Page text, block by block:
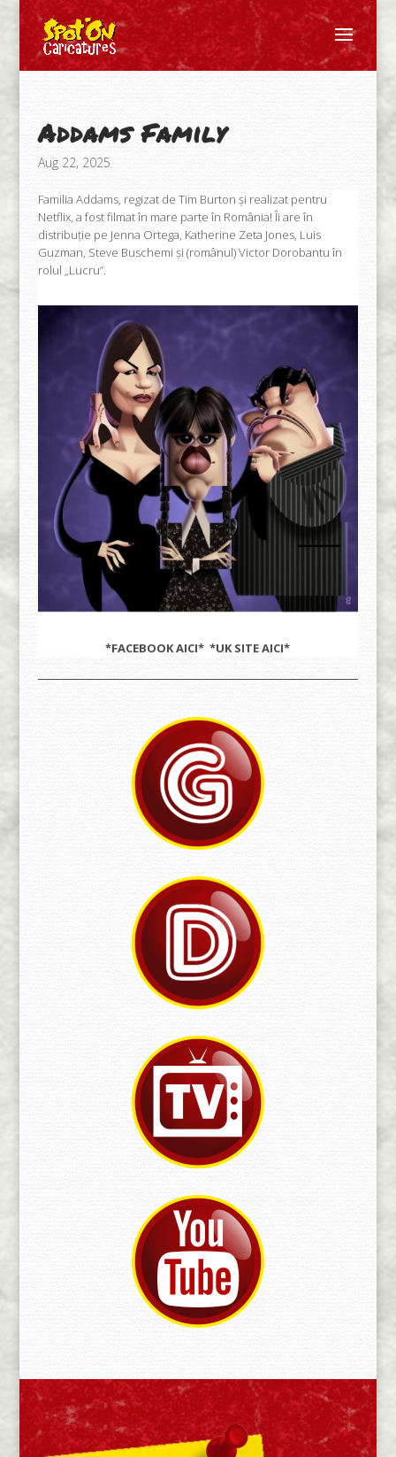
Addams Family
Aug 22, 2025
Familia Addams, regizat de Tim Burton și realizat pentru
Netflix, a fost filmat în mare parte în România! Îi are în
distribuție pe Jenna Ortega, Katherine Zeta Jones, Luis
Guzman, Steve Buschemi și (românul) Victor Dorobantu în
rolul „Lucru”.
*FACEBOOKAICI* *UK SITEAICI*